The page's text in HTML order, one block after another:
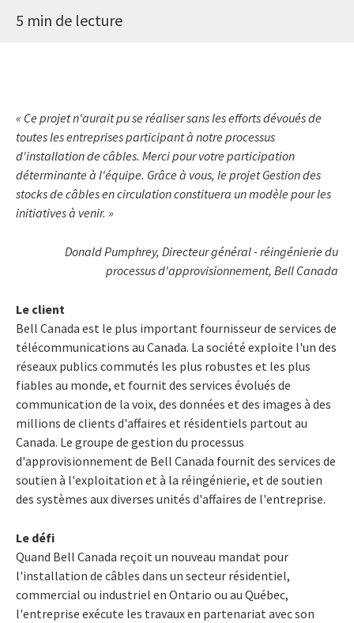
5 min de lecture
« Ce projet n'aurait pu se réaliser sans les efforts dévoués de
toutes les entreprises participant à notre processus
d'installation de câbles. Merci pour votre participation
déterminante à l'équipe. Grâce à vous, le projet Gestion des
stocks de câbles en circulation constituera un modèle pour les
initiatives à venir. »
Donald Pumphrey, Directeur général - réingénierie du
processus d'approvisionnement, Bell Canada
Le client
Bell Canada est le plus important fournisseur de services de
télécommunications au Canada. La société exploite l'un des
réseaux publics commutés les plus robustes et les plus
fiables au monde, et fournit des services évolués de
communication de la voix, des données et des images à des
millions de clients d'affaires et résidentiels partout au
Canada. Le groupe de gestion du processus
d'approvisionnement de Bell Canada fournit des services de
soutien à l'exploitation et à la réingénierie, et de soutien
des systèmes aux diverses unités d'affaires de l'entreprise.
Le défi
Quand Bell Canada reçoit un nouveau mandat pour
l'installation de câbles dans un secteur résidentiel,
commercial ou industriel en Ontario ou au Québec,
l'entreprise exécute les travaux en partenariat avec son